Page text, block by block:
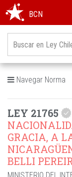
BCN
Navegar Norma
LEY 21765
GRACIA, A
BELLI